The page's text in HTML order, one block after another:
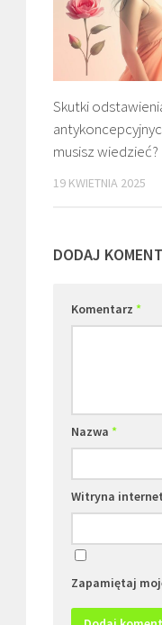
Skutki
musisz wiedzieć?
19 KWIETNIA 2025
DODAJ
Komentarz *
Nazwa *
Witryna
Zapamiętaj